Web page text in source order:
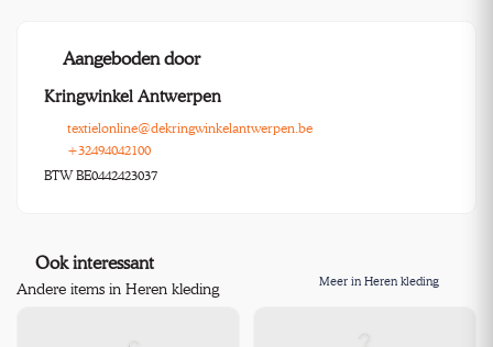
Aangeboden door
Kringwinkel Antwerpen
textielonline@dekringwinkelantwerpen.be
+32494042100
BTW BE0442423037
Ook interessant
Andere items in Heren kleding Meer in Heren kleding